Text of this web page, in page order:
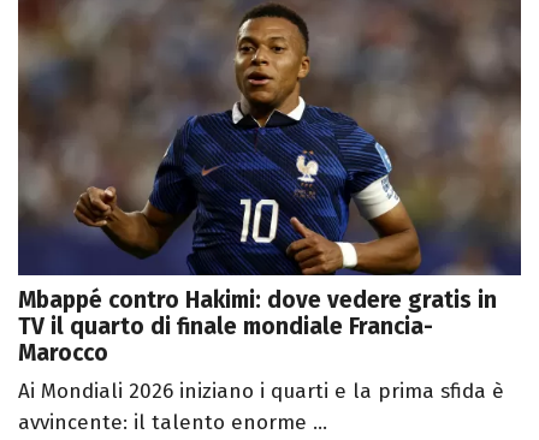
Mbappé contro Hakimi: dove vedere gratis in
TV il quarto di finale mondiale Francia-
Marocco
Ai Mondiali 2026 iniziano i quarti e la prima sfida è
avvincente: il talento enorme ...